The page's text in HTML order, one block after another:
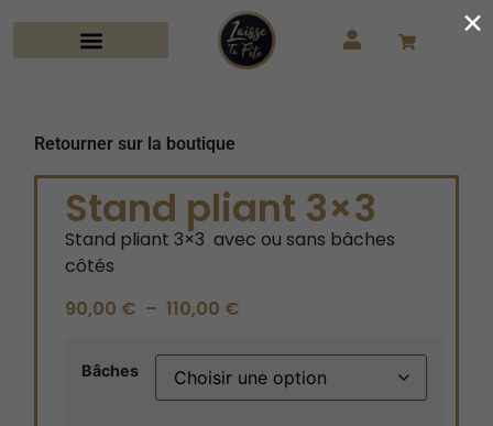
Retourner sur la boutique
Stand pliant 3×3
Stand pliant 3×3 avec ousans bâches
côtés
90,00 € – 110,00 €
Bâches
×